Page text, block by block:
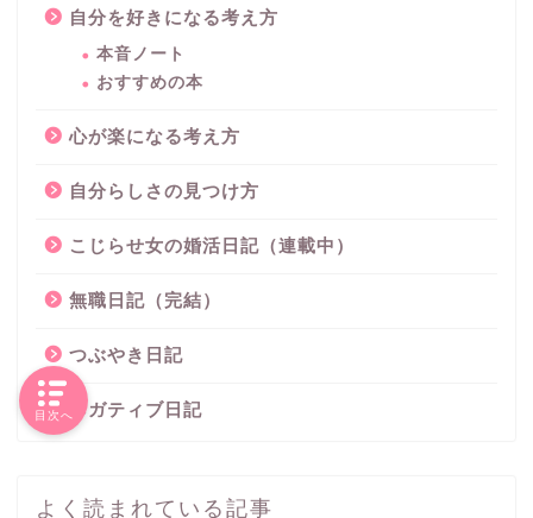
自分を好きになる考え方
本音ノート
おすすめの本
心が楽になる考え方
自分らしさの見つけ方
こじらせ女の婚活日記（連載中）
無職日記（完結）
つぶやき日記
ネガティブ日記
よく読まれている記事
目次へ